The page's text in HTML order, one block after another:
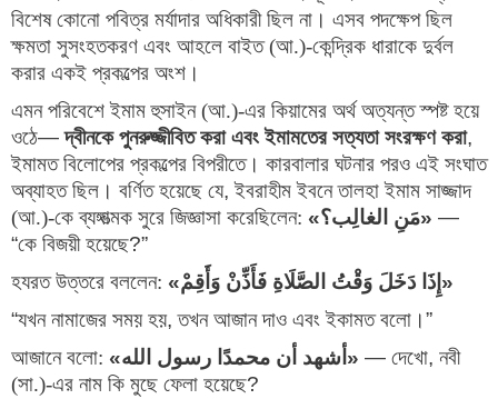
বিশেষ কোনো পবিত্র মর্যাদার অধিকারী ছিল না। এসব পদক্ষেপ ছিল
ক্ষমতা সুসংহতকরণ এবং আহলে বাইত (আ.)-কেন্দ্রিক ধারাকে দুর্বল
করার একই প্রকল্পের অংশ।
এমন পরিবেশে ইমাম হুসাইন (আ.)-এর কিয়ামের অর্থ অত্যন্ত স্পষ্ট হয়ে
ওঠে— দ্বীনকে পুনরুজ্জীবিত করা এবং ইমামতের সত্যতা সংরক্ষণ করা
ইমামত বিলোপের প্রকল্পের বিপরীতে। কারবালার ঘটনার পরও এই সংঘাত
অব্যাহত ছিল। বর্ণিত হয়েছে যে, ইবরাহীম ইবনে তালহা ইমাম সাজ্জাদ
(আ.)-কে ব্যঙ্গাত্মক সুরে জিজ্ঞাসা করেছিলেন: «مَنِ الغالِب؟» —
“কে বিজয়ী হয়েছে?”
হযরত উত্তরে বললেন: «إِذَا دَخَلَ وَقْتُ الصَّلَاةِ فَأَذِّنْ وَأَقِمْ »
“যখন নামাজের সময় হয়, তখন আজান দাও এবং ইকামত বলো।”
আজানে বলো: «أشهد أن محمدًا رسول الله » — দেখো, নবী
(সা.)-এর নাম কি মুছে ফেলা হয়েছে?